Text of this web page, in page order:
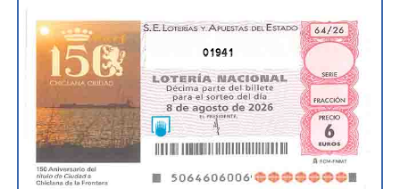
01941